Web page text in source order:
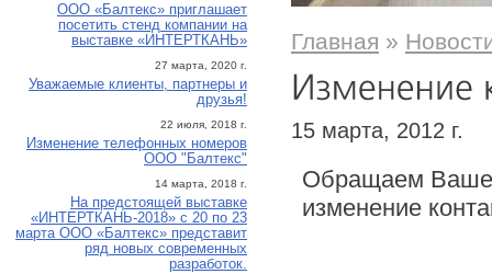
ООО «Балтекс» приглашает
посетить стенд компании на
выставке «ИНТЕРТКАНЬ»
27 марта, 2020 г.
Уважаемые клиенты, партнеры и
друзья!
22 июля, 2018 г.
Изменение телефонных номеров
ООО "Балтекс"
14 марта, 2018 г.
На предстоящей выставке
«ИНТЕРТКАНЬ-2018» с 20 по 23
марта ООО «Балтекс» представит
ряд новых современных
разработок.
Главная »
15 марта, 2012 г.
Обращаем Ваше
изменение